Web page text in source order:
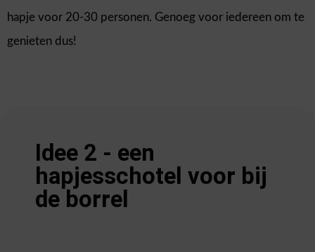
hapje voor 20-30 personen. Genoeg voor iedereen om te
genieten dus!
Idee 2 - een
hapjesschotel voor bij
de borrel